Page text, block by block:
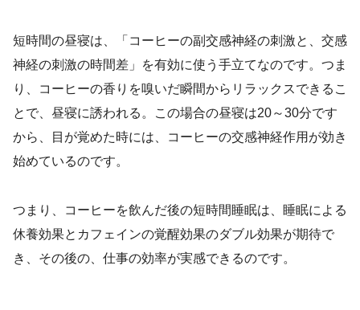
短時間の昼寝は、「コーヒーの副交感神経の刺激と、交感
神経の刺激の時間差」を有効に使う手立てなのです。つま
り、コーヒーの香りを嗅いだ瞬間からリラックスできるこ
とで、昼寝に誘われる。この場合の昼寝は20～30分です
から、目が覚めた時には、コーヒーの交感神経作用が効き
始めているのです。
つまり、コーヒーを飲んだ後の短時間睡眠は、睡眠による
休養効果とカフェインの覚醒効果のダブル効果が期待で
き、その後の、仕事の効率が実感できるのです。